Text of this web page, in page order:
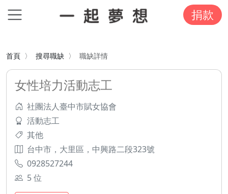
捐款
首頁 搜尋職缺 職缺詳情
女性培力活動志工
社團法人臺中市賦女協會
活動志工
其他
台中市，大里區，中興路二段323號
0928527244
5 位